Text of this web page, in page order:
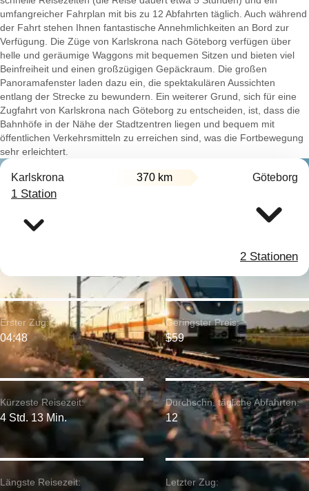
umfangreicher Fahrplan mit bis zu 12 Abfahrten täglich. Auch während
der Fahrt stehen Ihnen fantastische Annehmlichkeiten an Bord zur
Verfügung. Die Züge von Karlskrona nach Göteborg verfügen über
helle und geräumige Waggons mit bequemen Sitzen und bieten viel
Beinfreiheit und einen großzügigen Gepäckraum. Die großen
Panoramafenster laden dazu ein, die spektakulären Aussichten
entlang der Strecke zu bewundern. Ein weiterer Grund, sich für eine
Zugfahrt von Karlskrona nach Göteborg zu entscheiden, ist, dass die
Bahnhöfe in der Nähe der Stadtzentren liegen und bequem mit
öffentlichen Verkehrsmitteln zu erreichen sind, was die Fortbewegung
sehr erleichtert.
Karlskrona 370 km Göteborg
1 Station
2 Stationen
Kürzeste Reisezeit:
4 Std. 13 Min.
Erster Zug:
04:48
Längste Reisezeit:
Geringster Preis:
$59
Durchschn. tägliche Abfahrten:
12
Letzter Zug: